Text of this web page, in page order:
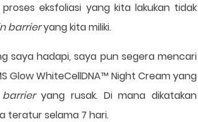
eksfoliasi yang kita lakukan tidak
barrieryang kita miliki.
saya hadapi, saya pun segera mencari
Glow WhiteCellDNA™ Night Cream yang
yang rusak. Di mana dikatakan
teratur selama 7 hari.